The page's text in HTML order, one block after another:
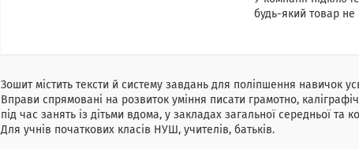
будь-який товар
Зошит містить тексти й систему завдань для поліпшення навичок
Вправи спрямовані на розвиток уміння писати грамотно,
під час занять із дітьми вдома, у закладах загальної середньої та
Для учнів початкових класів НУШ, учителів, батьків.